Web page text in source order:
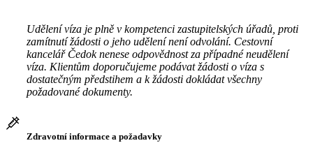
Udělení víza je plně v kompetenci zastupitelských úřadů, proti
zamítnutí žádosti o jeho udělení není odvolání. Cestovní
kancelář Čedok nenese odpovědnost za případné neudělení
víza. Klientům doporučujeme podávat žádosti o víza s
dostatečným předstihem a k žádosti dokládat všechny
požadované dokumenty.
Zdravotní informace a požadavky